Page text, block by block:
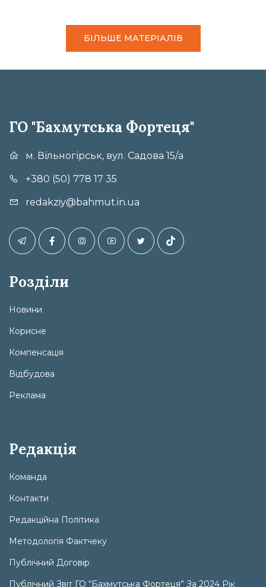
БІЛЬШЕ МАТЕРІАЛІВ
ГО "Бахмутська Фортеця"
м. Вільногірськ, вул. Садова 15/а
+380 (50) 778 17 35
redakziy@bahmut.in.ua
Розділи
Новини
Корисне
Компенсація
Відбудова
Реклама
Редакція
Команда
Контакти
Редакційна Політика
Методологія Фактчеку
Публічний Договір
Публічний Звіт ГО “Бахмутська Фортеця” За 2024 Рік